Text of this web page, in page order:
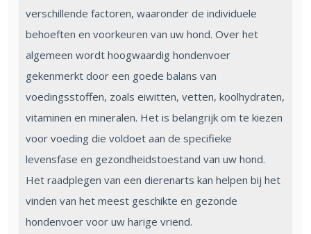
verschillende factoren, waaronder de individuele
behoeften en voorkeuren van uw hond. Over het
algemeen wordt hoogwaardig hondenvoer
gekenmerkt door een goede balans van
voedingsstoffen, zoals eiwitten, vetten, koolhydraten,
vitaminen en mineralen. Het is belangrijk om te kiezen
voor voeding die voldoet aan de specifieke
levensfase en gezondheidstoestand van uw hond.
Het raadplegen van een dierenarts kan helpen bij het
vinden van het meest geschikte en gezonde
hondenvoer voor uw harige vriend.